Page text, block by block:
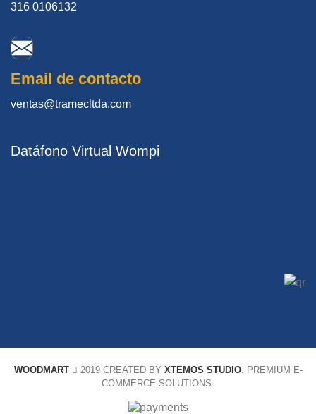
316 0106132
Email de contacto
ventas@tramecltda.com
Datáfono Virtual Wompi
WOODMART 2019 CREATED BY XTEMOS STUDIO. PREMIUM E-
COMMERCE SOLUTIONS.